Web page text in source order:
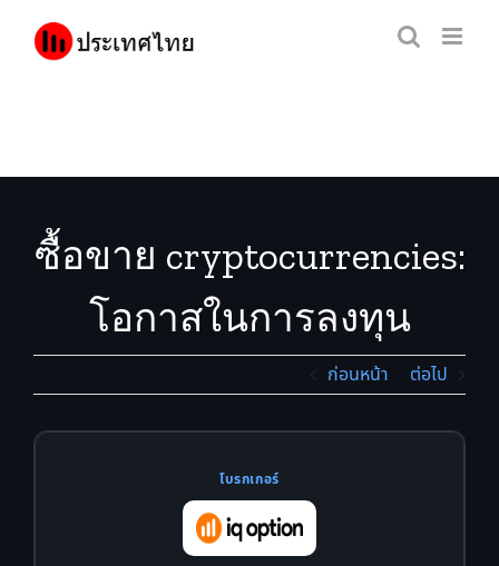
ซื้อขาย cryptocurrencies:
โอกาสในการลงทุน
ก่อนหน้า ต่อไป